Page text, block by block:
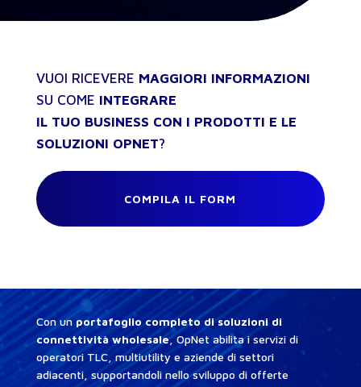
VUOI RICEVERE MAGGIORI INFORMAZIONI
SU COME INTEGRARE
IL TUO BUSINESS CON I PRODOTTI E LE
SOLUZIONI OPNET?
COMPILA IL FORM
Con un portafoglio completo di soluzioni di
connettività wholesale, OpNet abilita i servizi di
operatori TLC, multiutility e aziende di settori
adiacenti, supportandoli nello sviluppo di offerte